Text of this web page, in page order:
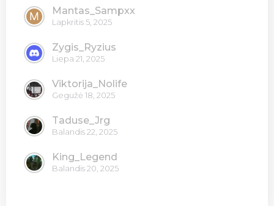
Mantas_Sampxx
Lapkritis 5, 2025
Zygis_Ryzius
Liepa 21, 2025
Viktorija_Nolife
Gegužė 18, 2025
Taduse_Jrg
Balandis 22, 2025
King_Legend
Balandis 20, 2025